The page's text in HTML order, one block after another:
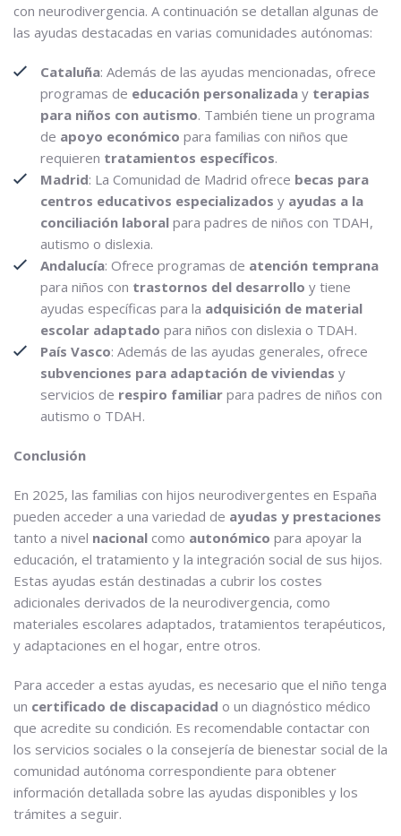
con neurodivergencia. A continuación se detallan algunas de
las ayudas destacadas en varias comunidades autónomas:
Cataluña: Además de las ayudas mencionadas, ofrece
programas de educación personalizada y terapias
para niños con autismo. También tiene un programa
de apoyo económico para familias con niños que
requieren tratamientos específicos.
Madrid: La Comunidad de Madrid ofrece becas para
centros educativos especializados y ayudas a la
conciliación laboral para padres de niños con TDAH,
autismo o dislexia.
Andalucía: Ofrece programas de atención temprana
para niños con trastornos del desarrollo y tiene
ayudas específicas para la adquisición de material
escolar adaptado para niños con dislexia o TDAH.
País Vasco: Además de las ayudas generales, ofrece
subvenciones para adaptación de viviendas y
servicios de respiro familiar para padres de niños con
autismo o TDAH.
Conclusión
En 2025, las familias con hijos neurodivergentes en España
pueden acceder a una variedad de ayudas y prestaciones
tanto a nivel nacional como autonómico para apoyar la
educación, el tratamiento y la integración social de sus hijos.
Estas ayudas están destinadas a cubrir los costes
adicionales derivados de la neurodivergencia, como
materiales escolares adaptados, tratamientos terapéuticos,
y adaptaciones en el hogar, entre otros.
Para acceder a estas ayudas, es necesario que el niño tenga
un certificado de discapacidad o un diagnóstico médico
que acredite su condición. Es recomendable contactar con
los servicios sociales o la consejería de bienestar social de la
comunidad autónoma correspondiente para obtener
información detallada sobre las ayudas disponibles y los
trámites a seguir.